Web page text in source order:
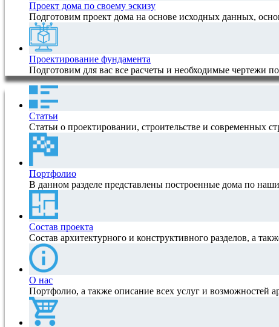
Проект дома по своему эскизу
Подготовим проект дома на основе исходных данных,
Проектирование фундамента
Подготовим для вас все расчеты и необходимые чертежи
Статьи
Статьи о проектировании, строительстве и современных
Портфолио
В данном разделе представлены построенные дома по
Состав проекта
Состав архитектурного и конструктивного разделов, а
О нас
Портфолио, а также описание всех услуг и возможностей